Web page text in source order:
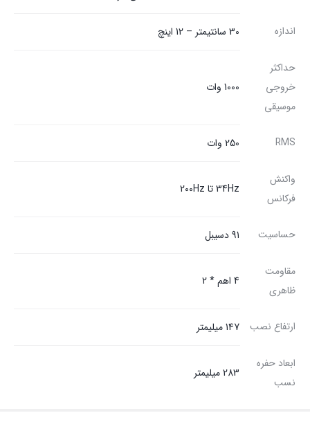
اندازه 30 سانتیمتر – 12 اینچ
حداکثر
خروجی
موسیقی
1000 وات
RMS 250 وات
واکنش
فرکانس
34Hz تا 200Hz
حساسیت 91 دسیبل
مقاومت
ظاهری
4 اهم * 2
ارتفاع نصب 147 میلیمتر
ابعاد حفره
نسب
283 میلیمتر